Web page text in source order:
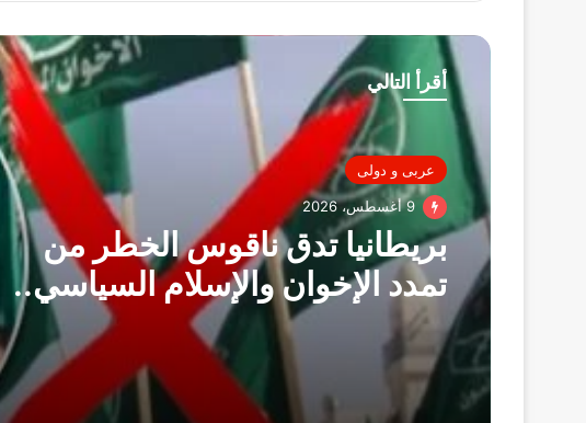
أقرأ التالي
عربى و دولى
9 أغسطس، 2026
بريطانيا تدق ناقوس الخطر من
تمدد الإخوان والإسلام السياسي..
شبكات نفوذ تتغلغل داخل
المؤسسات والمجتمع وتمويل عابر
للحدود يثير المخاوف..